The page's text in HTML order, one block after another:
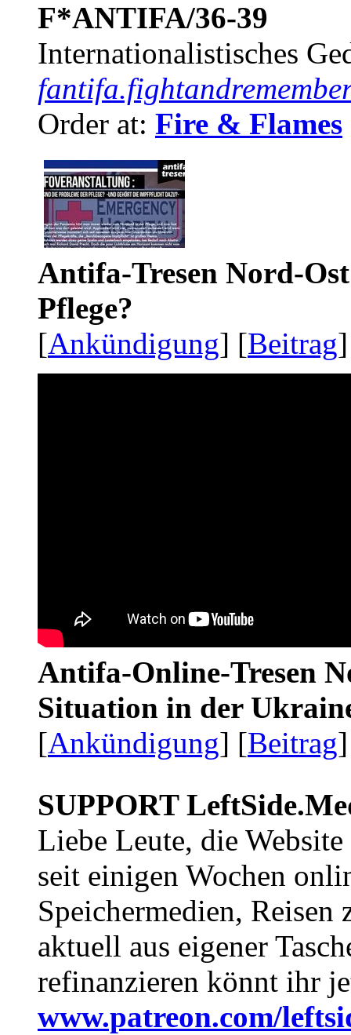
F*ANTIFA/36-39
Internationalistisches
Order at: Fire & Flames
Antifa-Tresen Nord-
Pflege?
[Ankündigung] [Beitrag
Antifa-Online-Tresen
Situation in der
[Ankündigung] [Beitrag
SUPPORT
Liebe Leute, die Website
seit einigen Wochen
Speichermedien, Reisen
aktuell aus eigener
refinanzieren könnt ihr
www.patreon.com/